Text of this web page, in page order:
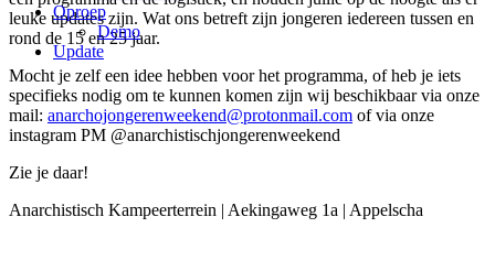
Oproep
Demo
Update
leuke updates zijn. Wat ons betreft zijn jongeren iedereen tussen en
rond de 15 en 25 jaar.
Mocht je zelf een idee hebben voor het programma, of heb je iets
specifieks nodig om te kunnen komen zijn wij beschikbaar via onze
mail: anarchojongerenweekend@protonmail.com of via onze
instagram PM @anarchistischjongerenweekend
Zie je daar!
Anarchistisch Kampeerterrein | Aekingaweg 1a | Appelscha